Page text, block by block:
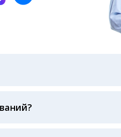
соблюдением